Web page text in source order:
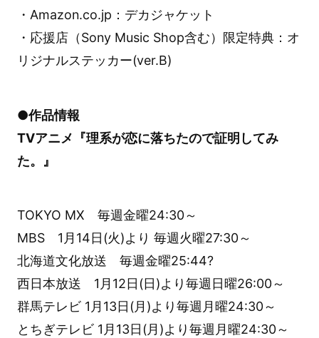
・Amazon.co.jp：デカジャケット
・応援店（Sony Music Shop含む）限定特典：オ
リジナルステッカー(ver.B)
●作品情報
TVアニメ『理系が恋に落ちたので証明してみ
た。』
TOKYO MX 毎週金曜24:30～
MBS 1月14日(火)より 毎週火曜27:30～
北海道文化放送 毎週金曜25:44?
西日本放送 1月12日(日)より毎週日曜26:00～
群馬テレビ 1月13日(月)より毎週月曜24:30～
とちぎテレビ 1月13日(月)より毎週月曜24:30～